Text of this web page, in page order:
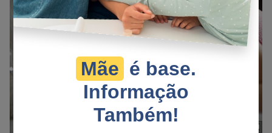
Mãe é base.
Informação
Também!